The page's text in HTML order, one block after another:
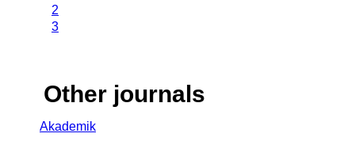
2
3
Other journals
Akademik